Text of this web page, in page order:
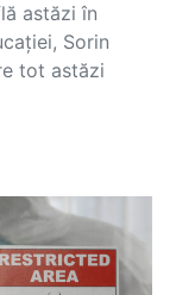
astăzi în
Sorin
tot astăzi